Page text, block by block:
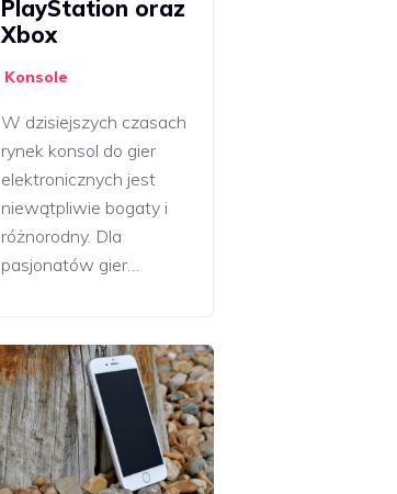
PlayStation oraz
Xbox
Konsole
W dzisiejszych czasach
rynek konsol do gier
elektronicznych jest
niewątpliwie bogaty i
różnorodny. Dla
pasjonatów gier…